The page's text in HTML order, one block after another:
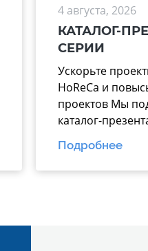
4 августа, 2026
КАТАЛОГ-
СЕРИИ
Ускорьте
HoReCa и
проектов Мы
каталог-
теплового
производства
Подробнее